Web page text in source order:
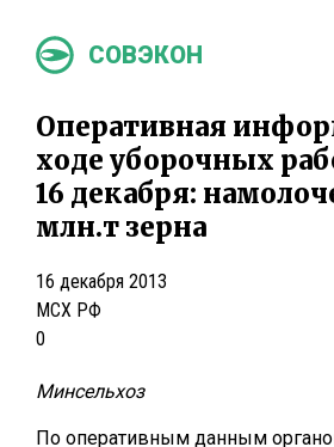
СОВЭКОН
Оперативная
ходе уборочных
16 декабря:
млн.т зерна
16 декабря 2013
МСХ РФ
0
Минсельхоз
По оперативным данным